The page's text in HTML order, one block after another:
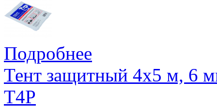
Подробнее
Тент защитный 4х5 м, 6
T4P